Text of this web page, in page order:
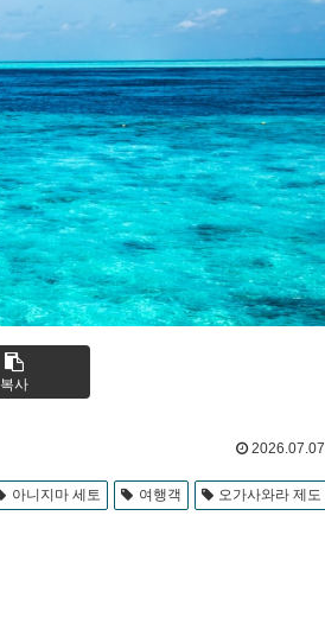
복사
2026.07.07
아니지마 세토 여행객 오가사와라 제도